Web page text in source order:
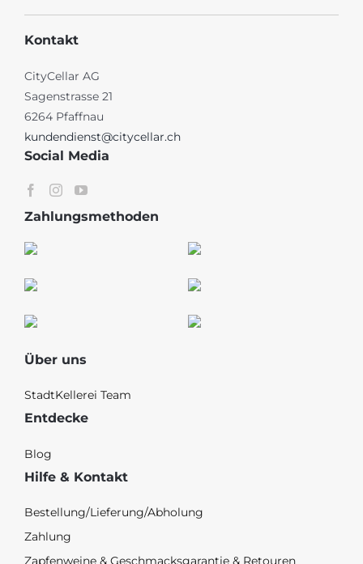
Kontakt
CityCellar AG
Sagenstrasse 21
6264 Pfaffnau
kundendienst@citycellar.ch
Social Media
Zahlungsmethoden
Über uns
StadtKellerei Team
Entdecke
Blog
Hilfe & Kontakt
Bestellung/Lieferung/Abholung
Zahlung
Zapfenweine & Geschmacksgarantie & Retouren